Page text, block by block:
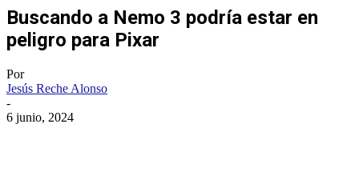
Buscando a Nemo 3 podría estar en
peligro para Pixar
Por
Jesús Reche Alonso
-
6 junio, 2024